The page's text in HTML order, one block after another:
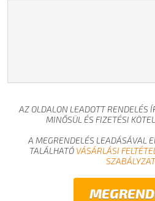
AZ OLDALON LEADOTT RENDELÉS
MINŐSÜL ÉS FIZETÉSI
A MEGRENDELÉS LEADÁSÁVAL
TALÁLHATÓ VÁSÁRLÁSI